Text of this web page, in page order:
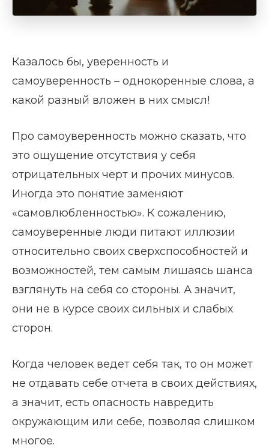
Казалось бы, уверенность и
самоуверенность – однокоренные слова, а
какой разный вложен в них смысл!
Про самоуверенность можно сказать, что
это ощущение отсутствия у себя
отрицательных черт и прочих минусов.
Иногда это понятие заменяют
«самовлюбленностью». К сожалению,
самоуверенные люди питают иллюзии
относительно своих сверхспособностей и
возможностей, тем самым лишаясь шанса
взглянуть на себя со стороны. А значит,
они не в курсе своих сильных и слабых
сторон.
Когда человек ведет себя так, то он может
не отдавать себе отчета в своих действиях,
а значит, есть опасность навредить
окружающим или себе, позволяя слишком
многое.